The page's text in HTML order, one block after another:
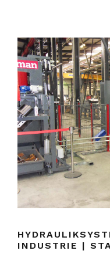
INDUSTRIE |